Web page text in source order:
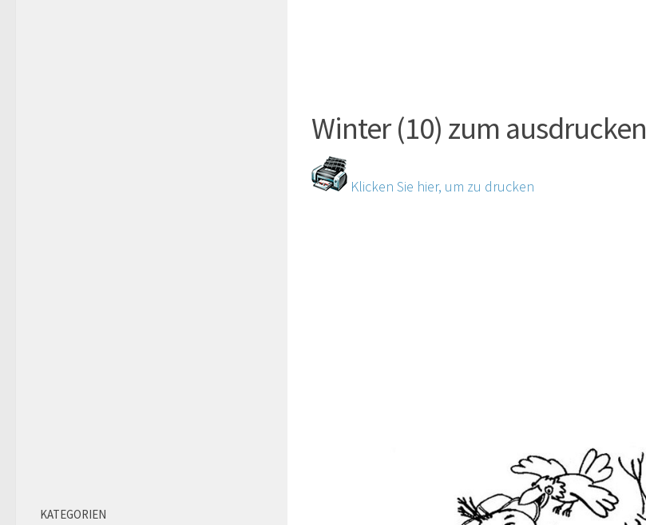
Winter (10) zum ausdrucken
Klicken Sie hier, um zu drucken
KATEGORIEN